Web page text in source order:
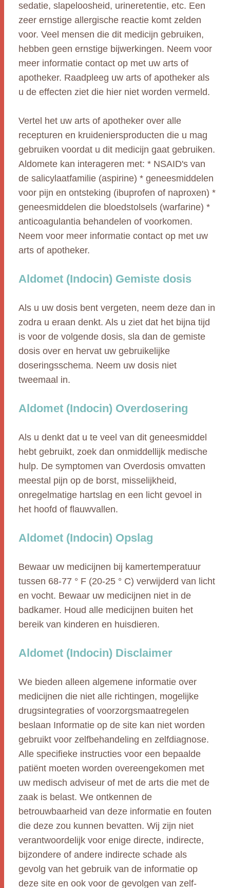
sedatie, slapeloosheid, urineretentie, etc. Een
zeer ernstige allergische reactie komt zelden
voor. Veel mensen die dit medicijn gebruiken,
hebben geen ernstige bijwerkingen. Neem voor
meer informatie contact op met uw arts of
apotheker. Raadpleeg uw arts of apotheker als
u de effecten ziet die hier niet worden vermeld.
Vertel het uw arts of apotheker over alle
recepturen en kruideniersproducten die u mag
gebruiken voordat u dit medicijn gaat gebruiken.
Aldomete kan interageren met: * NSAID's van
de salicylaatfamilie (aspirine) * geneesmiddelen
voor pijn en ontsteking (ibuprofen of naproxen) *
geneesmiddelen die bloedstolsels (warfarine) *
anticoagulantia behandelen of voorkomen.
Neem voor meer informatie contact op met uw
arts of apotheker.
Aldomet (Indocin) Gemiste dosis
Als u uw dosis bent vergeten, neem deze dan in
zodra u eraan denkt. Als u ziet dat het bijna tijd
is voor de volgende dosis, sla dan de gemiste
dosis over en hervat uw gebruikelijke
doseringsschema. Neem uw dosis niet
tweemaal in.
Aldomet (Indocin) Overdosering
Als u denkt dat u te veel van dit geneesmiddel
hebt gebruikt, zoek dan onmiddellijk medische
hulp. De symptomen van Overdosis omvatten
meestal pijn op de borst, misselijkheid,
onregelmatige hartslag en een licht gevoel in
het hoofd of flauwvallen.
Aldomet (Indocin) Opslag
Bewaar uw medicijnen bij kamertemperatuur
tussen 68-77 ° F (20-25 ° C) verwijderd van licht
en vocht. Bewaar uw medicijnen niet in de
badkamer. Houd alle medicijnen buiten het
bereik van kinderen en huisdieren.
Aldomet (Indocin) Disclaimer
We bieden alleen algemene informatie over
medicijnen die niet alle richtingen, mogelijke
drugsintegraties of voorzorgsmaatregelen
beslaan Informatie op de site kan niet worden
gebruikt voor zelfbehandeling en zelfdiagnose.
Alle specifieke instructies voor een bepaalde
patiënt moeten worden overeengekomen met
uw medisch adviseur of met de arts die met de
zaak is belast. We ontkennen de
betrouwbaarheid van deze informatie en fouten
die deze zou kunnen bevatten. Wij zijn niet
verantwoordelijk voor enige directe, indirecte,
bijzondere of andere indirecte schade als
gevolg van het gebruik van de informatie op
deze site en ook voor de gevolgen van zelf-